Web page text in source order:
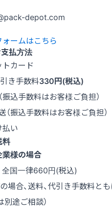
depot.com
ームはこちら
支払方法
カード
き手数料330円(税込)
込手数料はお客様ご負担）
（振込手数料はお客様ご負担）
い
料
様の場合
国一律660円(税込)
合、送料、代引き手数料とも
別途ご相談）